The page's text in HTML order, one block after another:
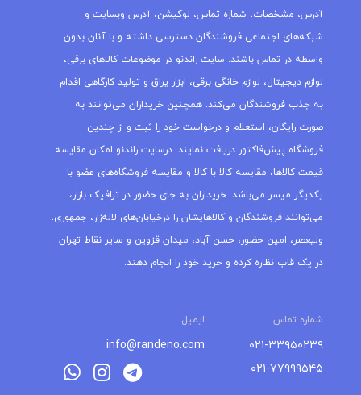
آدرس، مشخصات، شماره تماس، لوکیشن، آدرس وبسایت و
شبکه‌های اجتماعی فروشندگان دسترسی داشته و با آنان بدون
واسطه در تماس باشند. سایت راندنو در موضوعات کالاهای برقی،
لوازم دیجیتال، لوازم خانگی برقی، ابزار یراق و تولید کارگاهی اقدام
به جذب فروشندگان می‌کند. همچنین خریداران می‌توانند به
صورت رایگان، استعلام و درخواست خود را ثبت و از چندین
فروشگاه پیش‌فاکتور دریافت نمایند. درسایت راندنو امکان مقایسه
قیمت کالاها، مقایسه کالا با کالا و مقایسه فروشگاه‌های عضو با
یکدیگر میسر می‌باشد. خریداران به جای حضور در ترافیک بازار،
می‌توانند فروشندگان و کالاهایشان را درخیابان‌های لاله‌زار، جمهوری،
ولیعصر، امین حضور، حسن آباد، میدان قزوین و سایر نقاط تهران
در یک قاب نظاره کرده و خرید خود را انجام دهند.
شماره تماس ایمیل
۰۲۱-۳۳۹۵۰۲۳۹
۰۲۱-۷۷۹۹۹۵۴۵
info@randeno.com